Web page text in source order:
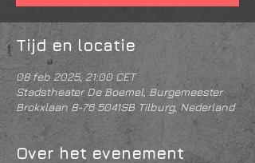
Tijd en locatie
08 feb 2025, 21:00 CET
Stadstheater De Boemel, Burgemeester
Brokxlaan 8-76 5041SB Tilburg, Nederland
Over het evenement